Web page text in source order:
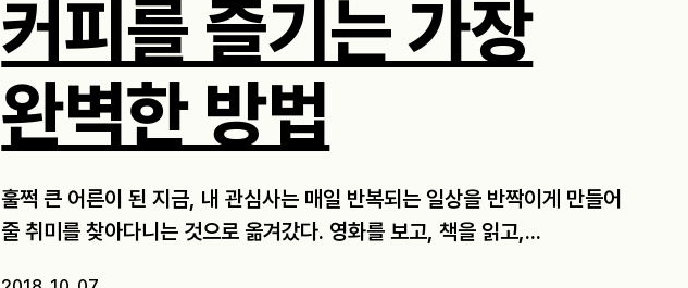
커피를 즐기는 가장
완벽한 방법
훌쩍 큰 어른이 된 지금, 내 관심사는 매일 반복되는 일상을 반짝이게 만들어
줄 취미를 찾아다니는 것으로 옮겨갔다. 영화를 보고, 책을 읽고,...